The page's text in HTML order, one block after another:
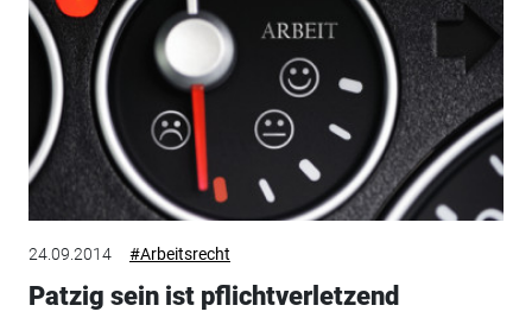
24.09.2014 #Arbeitsrecht
Patzig sein ist pflichtverletzend